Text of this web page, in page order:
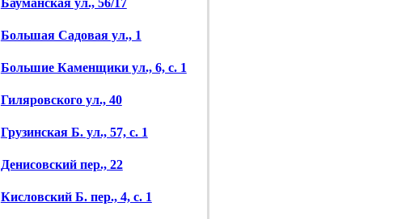
Бауманская ул., 56/17
Большая Садовая ул., 1
Большие Каменщики ул., 6, с. 1
Гиляровского ул., 40
Грузинская Б. ул., 57, с. 1
Денисовский пер., 22
Кисловский Б. пер., 4, с. 1